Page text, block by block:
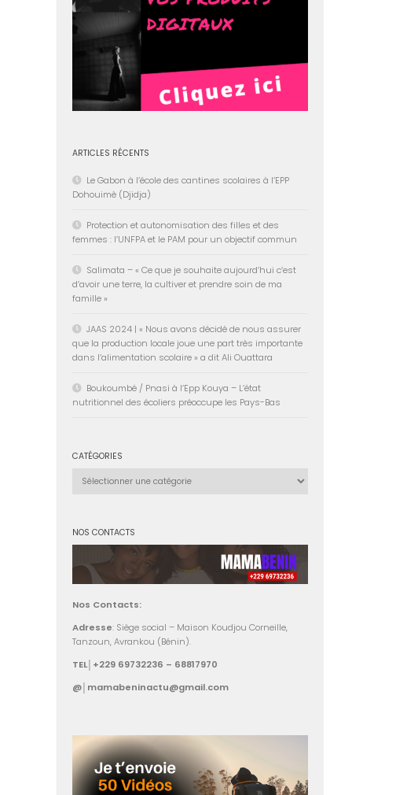
ARTICLES RÉCENTS
Le Gabon à l’école des cantines scolaires à l’EPP
Dohouimè (Djidja)
Protection et autonomisation des filles et des
femmes : l’UNFPA et le PAM pour un objectif commun
Salimata – « Ce que je souhaite aujourd’hui c’est
d’avoir une terre, la cultiver et prendre soin de ma
famille »
JAAS 2024 | « Nous avons décidé de nous assurer
que la production locale joue une part très importante
dans l’alimentation scolaire » a dit Ali Ouattara
Boukoumbé / Pnasi à l’Epp Kouya – L’état
nutritionnel des écoliers préoccupe les Pays-Bas
CATÉGORIES
Catégories
NOS CONTACTS
Nos Contacts:
Adresse: Siège social – Maison Koudjou Corneille,
Tanzoun, Avrankou (Bénin).
TEL│+229 69732236 – 68817970
@│mamabeninactu@gmail.com